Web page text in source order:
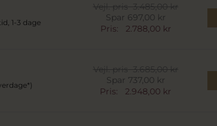
1-3 dage
Vejl. pris3.485,00 kr
Spar 697,00 kr
Pris:
2.788,00 kr
Vejl. pris3.685,00 kr
Spar 737,00 kr
Pris:
2.948,00 kr